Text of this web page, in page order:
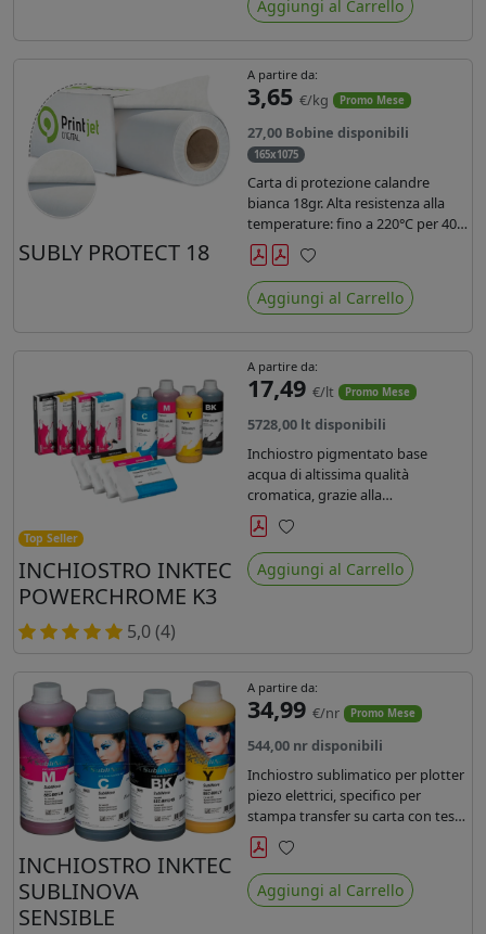
gonfiabili o cuscini di
Aggiungi al Carrello
SUBLY PROTECT 18
A partire da:
3,65 €/kg Promo Mese
27,00 Bobine disponibili
165x1075
Carta di protezione calandre
bianca 18gr. Alta resistenza alla
temperature: fino a 220°C per 40
secondi. Lunghezza 1075 mtl,
peso kg 35, diam. 20cm.
Preferiti
Aggiungi al Carrello
Top Seller
INCHIOSTRO INKTEC
POWERCHROME K3
5,0 (4)
A partire da:
17,49 €/lt Promo Mese
5728,00 lt disponibili
Inchiostro pigmentato base
acqua di altissima qualità
cromatica, grazie alla
concentrazione di pigmenti
permette di realizzare stampe di
altissima qualità e ridurre la curva
colore fino ad un 20 % rispetto
Preferiti
Aggiungi al Carrello
INCHIOSTRO INKTEC
SUBLINOVA
SENSIBLE
A partire da:
34,99 €/nr Promo Mese
544,00 nr disponibili
Inchiostro sublimatico per plotter
piezo elettrici, specifico per
stampa transfer su carta con teste
Epson EPS3200, 5113, dx4 e dx5.
Ecologico, conforme alla
normativa Reach e Oeko-Tex.
Preferiti
Aggiungi al Carrello